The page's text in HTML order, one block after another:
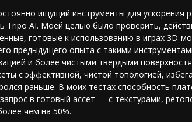
ищущий инструменты для
Tripo AI. Моей целью было проверить,
готовые к использованию в играх 3D-
предыдущего опыта с такими
и более чистыми твердыми
с эффективной, чистой топологией,
раньше. В моих тестах способность
в готовый ассет — с текстурами,
чем на 50%.